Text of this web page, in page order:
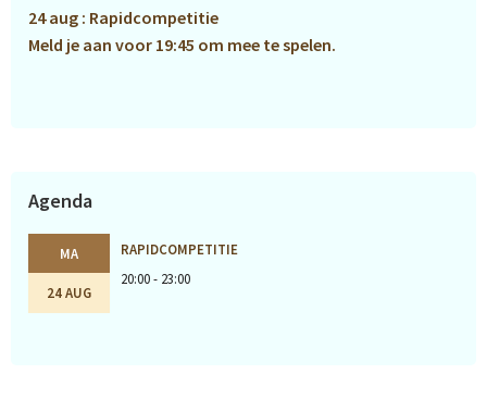
24 aug : Rapidcompetitie
Meld je aan voor 19:45 om mee te spelen.
Agenda
MA
24 AUG
RAPIDCOMPETITIE
20:00 - 23:00